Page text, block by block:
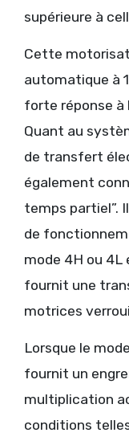
supérieure à
Cette
automatique à
forte réponse à
Quant au
de transfert
également
temps partiel”.
de
mode 4H ou
fournit une
motrices
Lorsque le
fournit un
multiplication
conditions